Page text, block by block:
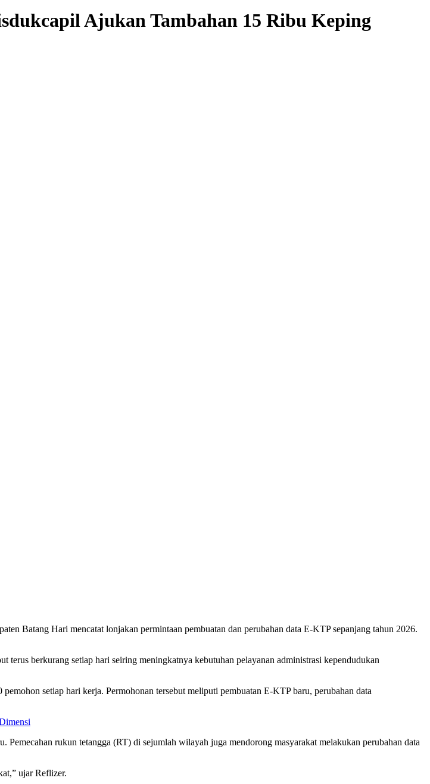
Ajukan Tambahan 15 Ribu Keping
Batang Hari mencatat lonjakan permintaan pembuatan dan perubahan data E-KTP sepanjang tahun 2026.
berkurang setiap hari seiring meningkatnya kebutuhan pelayanan administrasi kependudukan
setiap hari kerja. Permohonan tersebut meliputi pembuatan E-KTP baru, perubahan data
rukun tetangga (RT) di sejumlah wilayah juga mendorong masyarakat melakukan perubahan data
ujar Reflizer.